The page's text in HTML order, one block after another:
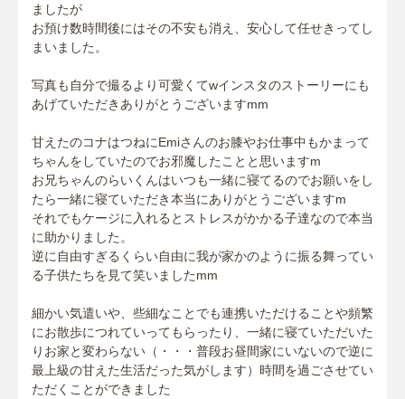
ましたが
お預け数時間後にはその不安も消え、安心して任せきってし
まいました。
写真も自分で撮るより可愛くてwインスタのストーリーにも
あげていただきありがとうございますmm
甘えたのコナはつねにEmiさんのお膝やお仕事中もかまって
ちゃんをしていたのでお邪魔したことと思いますm
お兄ちゃんのらいくんはいつも一緒に寝てるのでお願いをし
たら一緒に寝ていただき本当にありがとうございますm
それでもケージに入れるとストレスがかかる子達なので本当
に助かりました。
逆に自由すぎるくらい自由に我が家かのように振る舞ってい
る子供たちを見て笑いましたmm
細かい気遣いや、些細なことでも連携いただけることや頻繁
にお散歩につれていってもらったり、一緒に寝ていただいた
りお家と変わらない（・・・普段お昼間家にいないので逆に
最上級の甘えた生活だった気がします）時間を過ごさせてい
ただくことができました